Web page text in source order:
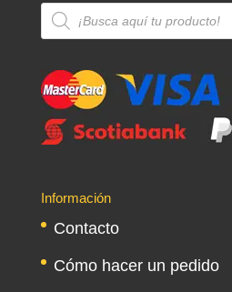
Búsqueda
productos
Información
Contacto
Cómo hacer un pedido